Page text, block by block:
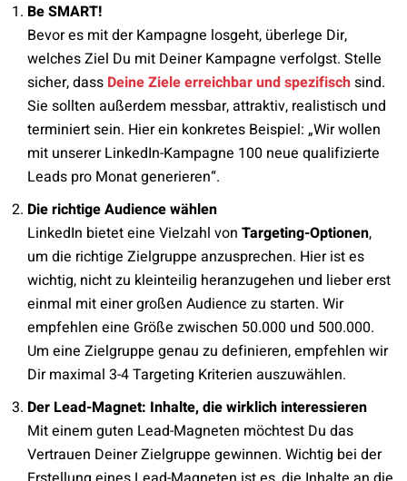
Be SMART!
Bevor es mit der Kampagne losgeht, überlege Dir,
welches Ziel Du mit Deiner Kampagne verfolgst. Stelle
sicher, dass Deine Ziele erreichbar und spezifischsind.
Sie sollten außerdem messbar, attraktiv, realistisch und
terminiert sein. Hier ein konkretes Beispiel: „Wir wollen
mit unserer LinkedIn-Kampagne 100 neue qualifizierte
Leads pro Monat generieren“.
Die richtige Audience wählen
LinkedIn bietet eine Vielzahl von Targeting-Optionen,
um die richtige Zielgruppe anzusprechen. Hier ist es
wichtig, nicht zu kleinteilig heranzugehen und lieber erst
einmal mit einer großen Audience zu starten. Wir
empfehlen eine Größe zwischen 50.000 und 500.000.
Um eine Zielgruppe genau zu definieren, empfehlen wir
Dir maximal 3-4 Targeting Kriterien auszuwählen.
Der Lead-Magnet: Inhalte, die wirklich interessieren
Mit einem guten Lead-Magneten möchtest Du das
Vertrauen Deiner Zielgruppe gewinnen. Wichtig bei der